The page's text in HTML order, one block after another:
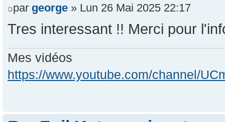
par george » Lun 26 Mai 2025 22:17
Tres interessant !! Merci pour
Mes vidéos
https://www.youtube.com/channel/